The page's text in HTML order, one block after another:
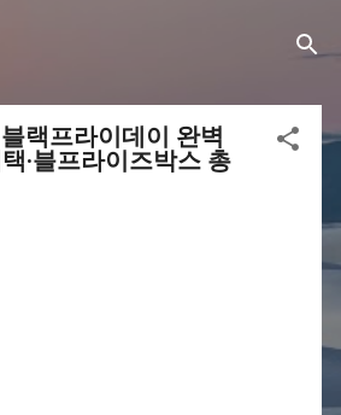
랙프라이데이 완벽
·블프라이즈박스 총